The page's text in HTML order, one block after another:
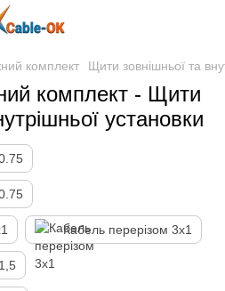
комплект Щити зовнішньої та
комплект - Щити
установки
Кабель перерізом 3х1